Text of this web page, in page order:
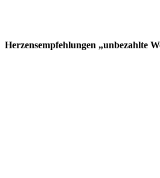
Herzensempfehlungen „unbezahlte